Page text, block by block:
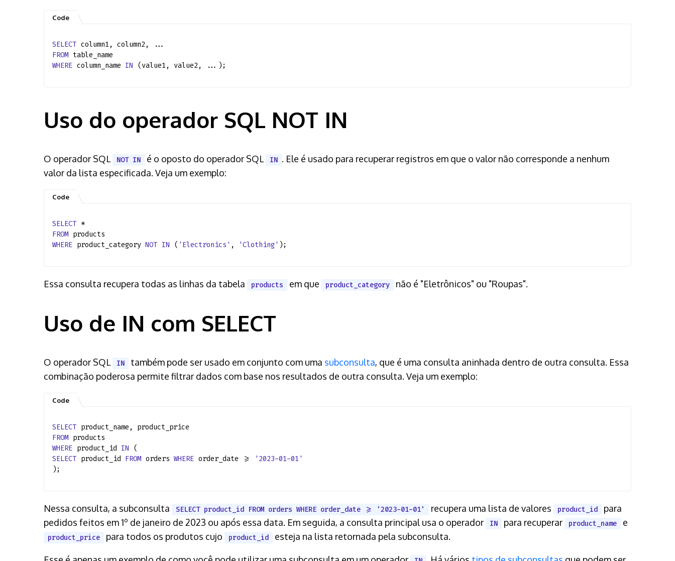
SELECT column1, column2, ...
FROM table_name
WHERE column_name IN (value1, value2, ...);
Uso do operador SQL NOT IN
O operador SQL NOT IN é o oposto do operador SQL IN . Ele é usado para recuperar registros em que o valor não corresponde a nenhum
valor da lista especificada. Veja um exemplo:
SELECT *
FROM products
WHERE product_category NOT IN ( 'Electronics' , 'Clothing' );
Essa consulta recupera todas as linhas da tabela products em que product_category não é "Eletrônicos" ou "Roupas".
Uso de IN com SELECT
O operador SQL IN também pode ser usado em conjunto com uma subconsulta, que é uma consulta aninhada dentro de outra consulta. Essa
combinação poderosa permite filtrar dados com base nos resultados de outra consulta. Veja um exemplo:
SELECT product_name, product_price
FROM products
WHERE product_id IN (
SELECT product_id FROM orders WHERE order_date >=
'2023-01-01'
);
Nessa consulta, a subconsulta SELECT product_id FROM orders WHERE order_date >= '2023-01-01' recupera uma lista de valores product_id
para
pedidos feitos em 1º de janeiro de 2023 ou após essa data. Em seguida, a consulta principal usa o operador
IN para recuperar product_name e
product_price para todos os produtos cujo product_id esteja na lista retornada pela subconsulta.